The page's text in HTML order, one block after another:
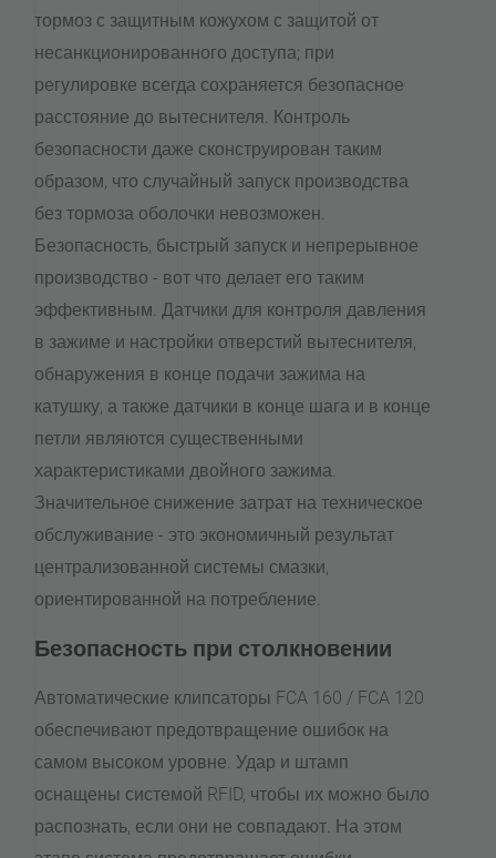
тормоз с защитным кожухом с защитой от
несанкционированного доступа; при
регулировке всегда сохраняется безопасное
расстояние до вытеснителя. Контроль
безопасности даже сконструирован таким
образом, что случайный запуск производства
без тормоза оболочки невозможен.
Безопасность, быстрый запуск и непрерывное
производство - вот что делает его таким
эффективным. Датчики для контроля давления
в зажиме и настройки отверстий вытеснителя,
обнаружения в конце подачи зажима на
катушку, а также датчики в конце шага и в конце
петли являются существенными
характеристиками двойного зажима.
Значительное снижение затрат на техническое
обслуживание - это экономичный результат
централизованной системы смазки,
ориентированной на потребление.
Безопасность при столкновении
Автоматические клипсаторы FCA 160 / FCA 120
обеспечивают предотвращение ошибок на
самом высоком уровне. Удар и штамп
оснащены системой RFID, чтобы их можно было
распознать, если они не совпадают. На этом